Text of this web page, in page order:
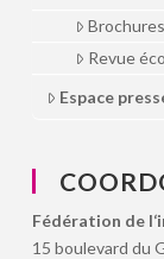
Revue
Espace
Fédération de
15 boulevard du